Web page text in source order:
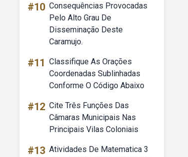
#10 Consequências Provocadas
Pelo Alto Grau De
Disseminação Deste
Caramujo.
#11 Classifique As Orações
Coordenadas Sublinhadas
Conforme O Código Abaixo
#12 Cite Três Funções Das
Câmaras Municipais Nas
Principais Vilas Coloniais
#13 Atividades De Matematica 3